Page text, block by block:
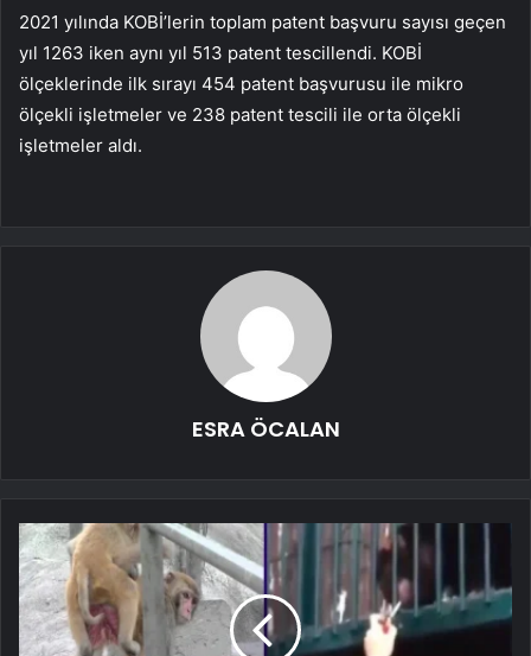
2021 yılında KOBİ’lerin toplam patent başvuru sayısı geçen
yıl 1263 iken aynı yıl 513 patent tescillendi. KOBİ
ölçeklerinde ilk sırayı 454 patent başvurusu ile mikro
ölçekli işletmeler ve 238 patent tescili ile orta ölçekli
işletmeler aldı.
ESRA ÖCALAN